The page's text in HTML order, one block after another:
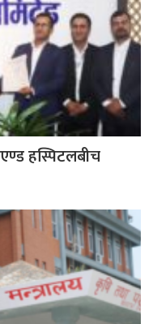
हस्पिटलबीच